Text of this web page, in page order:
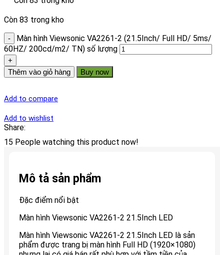
Còn 83 trong kho
Màn hình Viewsonic VA2261-2 (21.5Inch/ Full HD/ 5ms/
60HZ/ 200cd/m2/ TN) số lượng
Thêm vào giỏ hàng Buy now
Add to compare
Add to wishlist
Share:
15 People watching this product now!
Mô tả sản phẩm
Đặc điểm nổi bật
Màn hình Viewsonic VA2261-2 21.5Inch LED
Màn hình Viewsonic VA2261-2 21.5Inch LED là sản
phẩm được trang bị màn hình Full HD (1920×1080)